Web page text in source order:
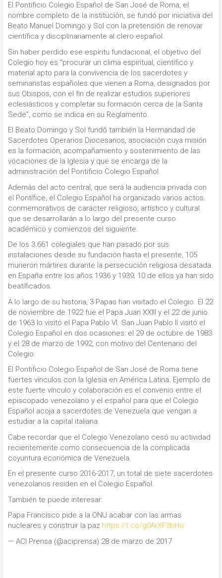
El Pontificio Colegio Español de San José de Roma, el
nombre completo de la institución, se fundó por iniciativa del
Beato Manuel Domingo y Sol con la pretensión de renovar
científica y disciplinariamente al clero español.
Sin haber perdido ese espíritu fundacional, el objetivo del
Colegio hoy es “procurar un clima espiritual, científico y
material apto para la convivencia de los sacerdotes y
seminaristas españoles que vienen a Roma, designados por
sus Obispos, con el fin de realizar estudios superiores
eclesiásticos y completar su formación cerca de la Santa
Sede”, como se indica en su Reglamento.
El Beato Domingo y Sol fundó también la Hermandad de
Sacerdotes Operarios Diocesanos, asociación cuya misión
es la formación, acompañamiento y sostenimiento de las
vocaciones de la Iglesia y que se encarga de la
administración del Pontificio Colegio Español.
Además del acto central, que será la audiencia privada con
el Pontífice, el Colegio Español ha organizado varios actos
conmemorativos de carácter religioso, artístico y cultural
que se desarrollarán a lo largo del presente curso
académico y comienzos del siguiente.
De los 3.661 colegiales que han pasado por sus
instalaciones desde su fundación hasta el presente, 105
murieron mártires durante la persecución religiosa desatada
en España entre los años 1936 y 1939; 10 de ellos ya han sido
beatificados.
A lo largo de su historia, 3 Papas han visitado el Colegio. El 22
de noviembre de 1922 fue el Papa Juan XXIII y el 22 de junio
de 1963 lo visitó el Papa Pablo VI. San Juan Pablo II visitó el
Colegio Español en dos ocasiones: el 29 de octubre de 1983
y el 28 de marzo de 1992, con motivo del Centenario del
Colegio.
El Pontificio Colegio Español de San José de Roma tiene
fuertes vínculos con la Iglesia en América Latina. Ejemplo de
este fuerte vínculo y colaboración es el convenio entre el
episcopado venezolano y el español para que el Colegio
Español acoja a sacerdotes de Venezuela que vengan a
estudiar a la capital italiana.
Cabe recordar que el Colegio Venezolano cesó su actividad
recientemente como consecuencia de la complicada
coyuntura económica de Venezuela.
En el presente curso 2016-2017, un total de siete sacerdotes
venezolanos residen en el Colegio Español.
También te puede interesar:
Papa Francisco pide a la ONU acabar con las armas
nucleares y construir la paz https://t.co/g0ArXF3bHo
— ACI Prensa (@aciprensa) 28 de marzo de 2017